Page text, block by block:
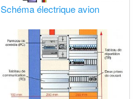
Schéma électrique avion